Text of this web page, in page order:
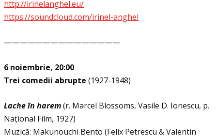
http://irinelanghel.eu/
https://soundcloud.com/irinel-anghel
———————————————
6 noiembrie, 20:00
Trei comedii abrupte (1927-1948)
Lache în harem(r. Marcel Blossoms, Vasile D. Ionescu, p.
Național Film, 1927)
Muzică: Makunouchi Bento (Felix Petrescu & Valentin